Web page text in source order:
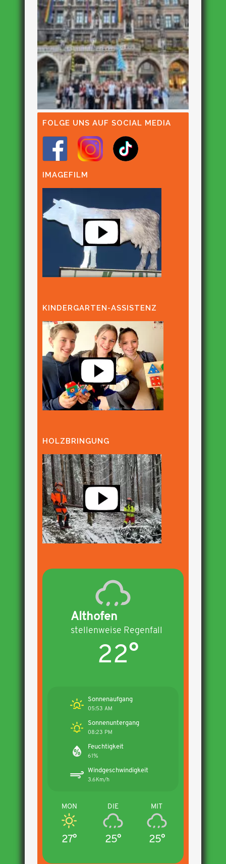
FOLGE UNS AUF SOCIAL MEDIA
IMAGEFILM
KINDERGARTEN-ASSISTENZ
HOLZBRINGUNG
Althofen
stellenweise Regenfall
22°
Sonnenaufgang
05:53 AM
Sonnenuntergang
08:23 PM
Feuchtigkeit
61%
Windgeschwindigkeit
3.6Km/h
MON
27°
DIE
25°
MIT
25°